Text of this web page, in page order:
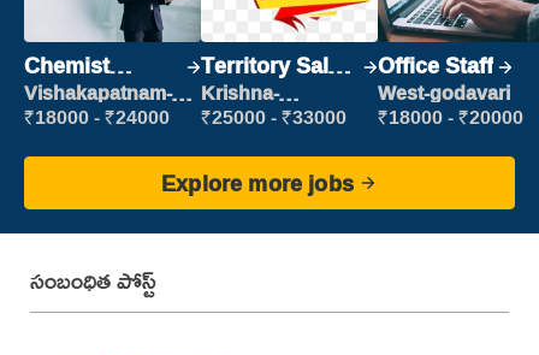
Chemist
Production
Executive
Vishakapatnam-
new
₹18000 - ₹24000
Territory Sales
Manager
Krishna-
vijayawada
₹25000 - ₹33000
Office Staff
West-godavari
₹18000 - ₹20000
Explore more jobs
సంబంధిత పోస్ట్